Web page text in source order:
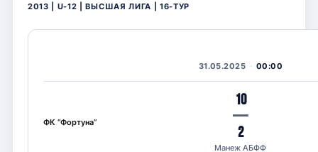
2013 | U-12 | ВЫСШАЯ ЛИГА | 16-ТУР
31.05.2025 00:00
ФК “Фортуна”
10
—
2
Манеж АБФФ